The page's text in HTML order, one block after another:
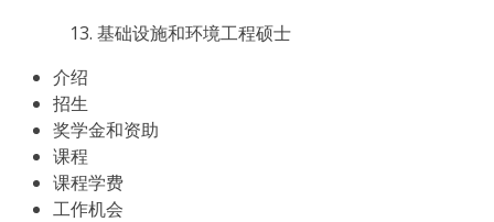
基础设施和环境工程硕士
介绍
招生
奖学金和资助
课程
课程学费
工作机会